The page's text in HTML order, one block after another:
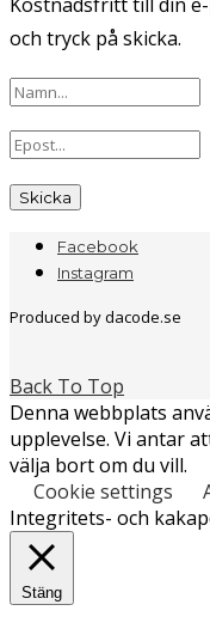
och tryck på skicka.
Facebook
Instagram
Produced by dacode.se
Back To Top
Denna webbplats
upplevelse. Vi antar
välja bort om du vill.
Cookie settings
Integritets- och
Stäng